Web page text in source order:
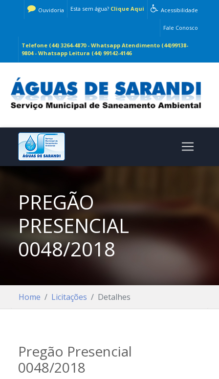
Acessibilidade
Esta sem água? Clique Aqui
Ouvidoria
Fale Conosco
Telefone (44) 3264-4870 - Whatsapp Atendimento (44)99138-
9804 - Whatsapp Leitura (44) 99142-4146
PREGÃO
PRESENCIAL
0048/2018
Home Licitações Detalhes
Pregão Presencial
0048/2018